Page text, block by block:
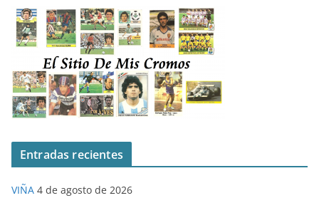
Entradas recientes
VIÑA 4 de agosto de 2026